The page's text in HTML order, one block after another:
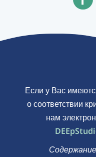
Если у Вас
о соответствии
нам